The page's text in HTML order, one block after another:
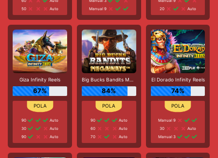
50
Auto
Manual 9
20
Auto
Giza Infinity Reels
67%
90
Auto
30
Auto
90
Auto
Big Bucks Bandits Megaways
84%
90
Auto
60
Auto
70
Auto
El Dorado Infinity Reels
74%
Manual 9
30
Auto
Manual 3